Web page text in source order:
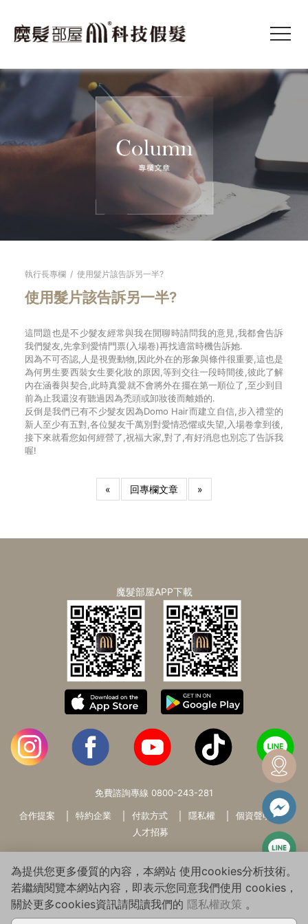
執行長專欄 / 使用髮片該告訴另一半?
使用髮片該告訴另一半?
這問題也是不少髮友經常與我在閒聊時請問我的意見,我都會告訴
我們髮友,先拿到愛情門票(入場卷)再找適當時機告訴她.
因為不可否認,人是視覺動物,因此外在的形象與條件很重要,這也是
為何男生要西裝女生要化妝的原因,等到交往一段時間後,彼此了解
內在涵養與契合,此時真愛就不會將外在擺在第一順位了,至少到目
前為止我還沒有聽過因為禿頭或卸妝後而離婚的.
反倒是我們已有不少髮友因為Domo Hair而建立自信,步入禮堂的
新人至少有五對,各位髮友千萬別對愛情恐懼或失望,入場卷拿到後,
接下來就看您如何經營了,祝福大家,對了,有好消息也別忘了告訴我
喔!
« 回專欄文章 »
魔髮部屋APP下載
免費諮詢專線 0800-243-281
合作提案 特約企業 付款方式 隱私權
個資聲明
人才招募
Copyright© 2026 WARMSUN HAIR PRODUCTS GROUP All Rights
Reserved.
為提供您更多優質的內容，本網站 使用cookies分析技術。
若繼續閱覽本網站內容，即表示您同意我們使用 cookies，
關於更多cookies資訊請閱讀我們的 隱私權政策 。